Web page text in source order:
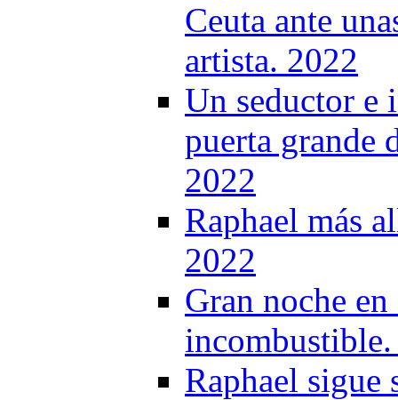
Ceuta ante
artista. 2022
Un seductor e
puerta grande
2022
Raphael más
2022
Gran noche
Raphael sigue